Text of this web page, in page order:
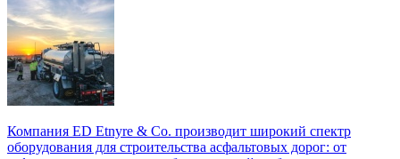
Компания ED Etnyre & Co. производит широкий спектр
оборудования для строительства асфальтовых дорог: от